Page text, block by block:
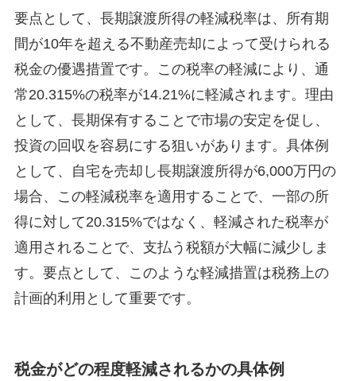
要点として、長期譲渡所得の軽減税率は、所有期
間が10年を超える不動産売却によって受けられる
税金の優遇措置です。この税率の軽減により、通
常20.315%の税率が14.21%に軽減されます。理由
として、長期保有することで市場の安定を促し、
投資の回収を容易にする狙いがあります。具体例
として、自宅を売却し長期譲渡所得が6,000万円の
場合、この軽減税率を適用することで、一部の所
得に対して20.315%ではなく、軽減された税率が
適用されることで、支払う税額が大幅に減少しま
す。要点として、このような軽減措置は税務上の
計画的利用として重要です。
税金がどの程度軽減されるかの具体例